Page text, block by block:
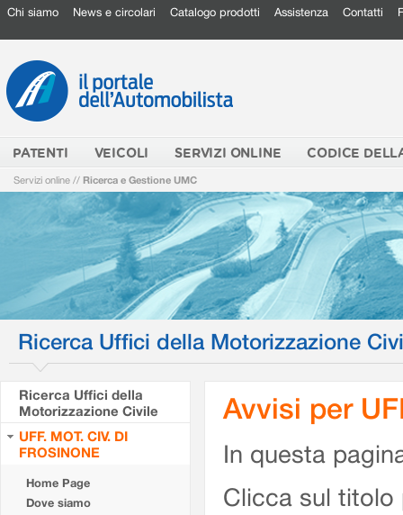
Chi siamo News e circolari Catalogo prodotti Assistenza Contatti
PATENTI VEICOLI SERVIZI ONLINE CODICE
Servizi online // Ricerca e Gestione UMC
Ricerca Uffici della Motorizzazione
Ricerca Uffici della
Motorizzazione Civile
UFF. MOT. CIV. DI
FROSINONE
Home Page
Dove siamo
Avvisi per
In questa
Clicca sul titolo